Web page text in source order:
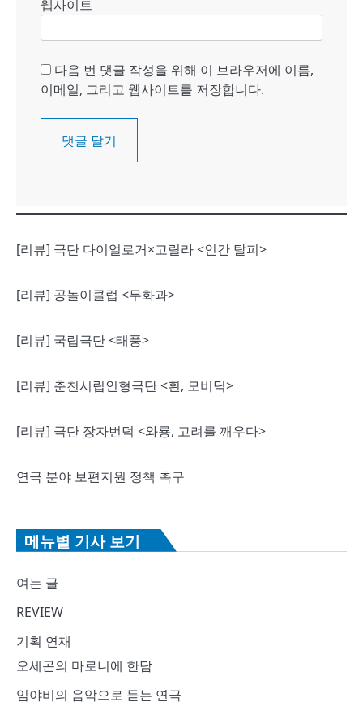
웹사이트
다음 번 댓글 작성을 위해 이 브라우저에 이름,
이메일, 그리고 웹사이트를 저장합니다.
[리뷰] 극단 다이얼로거×고릴라 <인간 탈피>
[리뷰] 공놀이클럽 <무화과>
[리뷰] 국립극단 <태풍>
[리뷰] 춘천시립인형극단 <흰, 모비딕>
[리뷰] 극단 장자번덕 <와룡, 고려를 깨우다>
연극 분야 보편지원 정책 촉구
메뉴별 기사 보기
여는 글
REVIEW
기획 연재
오세곤의 마로니에 한담
임야비의 음악으로 듣는 연극